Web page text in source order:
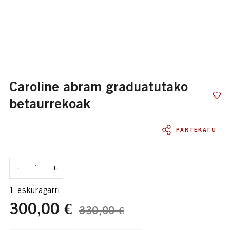
caroline abram graduatutako
betaurrekoak
PARTEKATU
- +
1 eskuragarri
300,00 € 330,00 €